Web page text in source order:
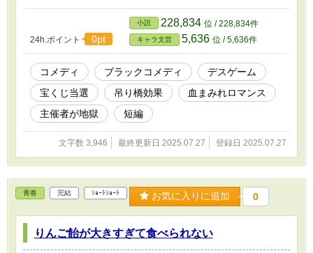
24h.ポイント 0pt
小説 228,834 位 / 228,834件
キャラ文芸 5,636 位 / 5,636件
コメディ ブラックコメディ
デスゲーム
宝くじ当選
吊り橋効果
血まみれロマンス
主催者が地獄
短編
文字数 3,946 最終更新日 2025.07.27 登録日 2025.07.27
青春 完結 ｼｮｰﾄｼｮｰﾄ お気に入りに追加 0
りんご飴が大きすぎて食べられない